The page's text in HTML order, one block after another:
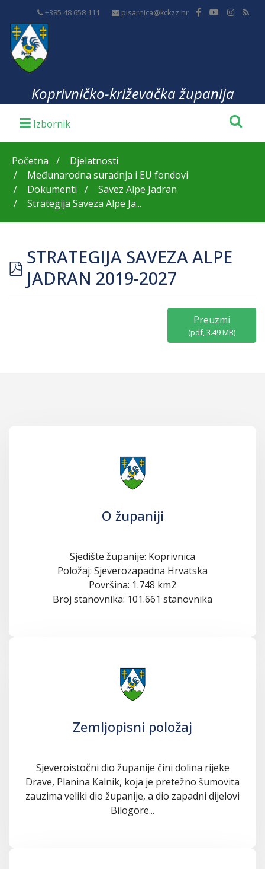
+385 48 658 111 pisarnica@kckzz.hr
Koprivničko-križevačka županija
Početna
Djelatnosti
Međunarodna suradnja i EU fondovi
Dokumenti
Savez Alpe Jadran
Strategija Saveza Alpe Ja...
pdf
STRATEGIJA SAVEZA ALPE
JADRAN 2019-2027
Preuzmi
(pdf,3.49 MB)
O županiji
Sjedište županije: Koprivnica
Položaj: Sjeverozapadna Hrvatska
Površina: 1.748 km2
Broj stanovnika: 101.661 stanovnika
Zemljopisni položaj
Sjeveroistočni dio županije čini dolina rijeke
Drave, Planina Kalnik, koja je pretežno šumovita
zauzima veliki dio županije, a dio zapadni dijelovi
Bilogore...